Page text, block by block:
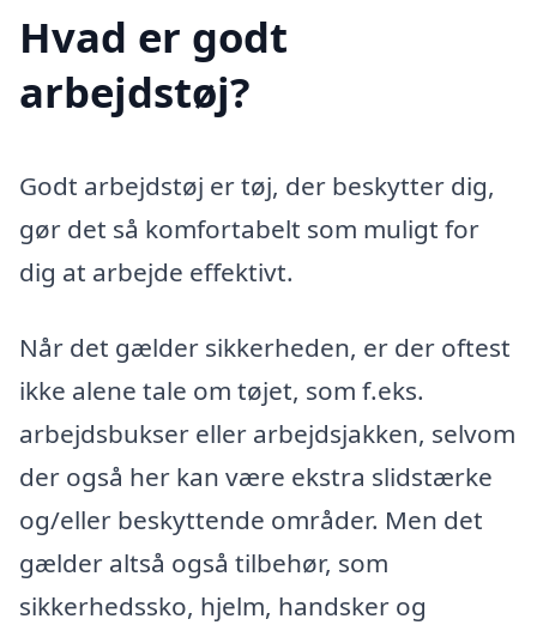
Hvad er godt
arbejdstøj?
Godt arbejdstøj er tøj, der beskytter dig,
gør det så komfortabelt som muligt for
dig at arbejde effektivt.
Når det gælder sikkerheden, er der oftest
ikke alene tale om tøjet, som f.eks.
arbejdsbukser eller arbejdsjakken, selvom
der også her kan være ekstra slidstærke
og/eller beskyttende områder. Men det
gælder altså også tilbehør, som
sikkerhedssko, hjelm, handsker og